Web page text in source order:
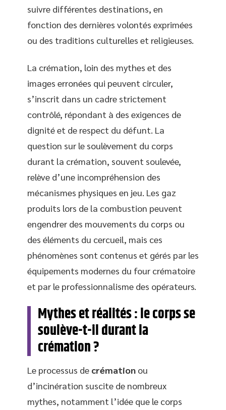
suivre différentes destinations, en
fonction des dernières volontés exprimées
ou des traditions culturelles et religieuses.
La crémation, loin des mythes et des
images erronées qui peuvent circuler,
s’inscrit dans un cadre strictement
contrôlé, répondant à des exigences de
dignité et de respect du défunt. La
question sur le soulèvement du corps
durant la crémation, souvent soulevée,
relève d’une incompréhension des
mécanismes physiques en jeu. Les gaz
produits lors de la combustion peuvent
engendrer des mouvements du corps ou
des éléments du cercueil, mais ces
phénomènes sont contenus et gérés par les
équipements modernes du four crématoire
et par le professionnalisme des opérateurs.
Mythes et réalités : le corps se
soulève-t-il durant la
crémation ?
Le processus de crémation ou
d’incinération suscite de nombreux
mythes, notamment l’idée que le corps